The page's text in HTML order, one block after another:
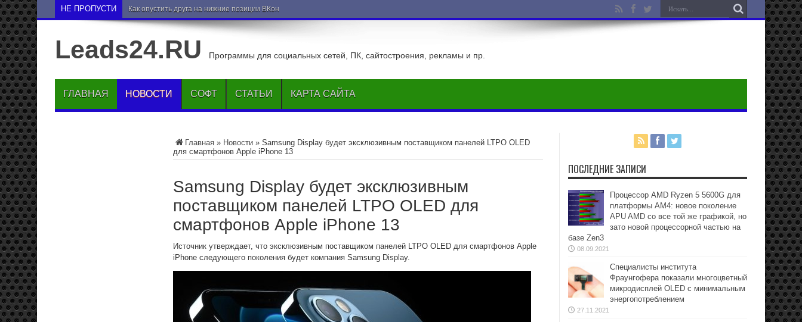
НЕ ПРОПУСТИ Как опустить друга на нижние позиции ВКонтакте
Leads24.RU Программы для социальных сетей, ПК, сайтостроения, рекламы и пр.
ГЛАВНАЯ НОВОСТИ СОФТ СТАТЬИ КАРТА САЙТА
Главная » Новости » Samsung Display будет эксклюзивным поставщиком панелей LTPO OLED
для смартфонов Apple iPhone 13
Samsung Display будет эксклюзивным
поставщиком панелей LTPO OLED для
смартфонов Apple iPhone 13
Источник утверждает, что эксклюзивным поставщиком панелей LTPO OLED для смартфонов Apple
iPhone следующего поколения будет компания Samsung Display.
ПОСЛЕДНИЕ ЗАПИСИ
Процессор AMD Ryzen 5 5600G для
платформы АМ4: новое поколение
APU AMD со все той же графикой, но
зато новой процессорной частью на
базе Zen3
08.09.2021
Специалисты института
Фраунгофера показали многоцветный
микродисплей OLED с минимальным
энергопотреблением
27.11.2021